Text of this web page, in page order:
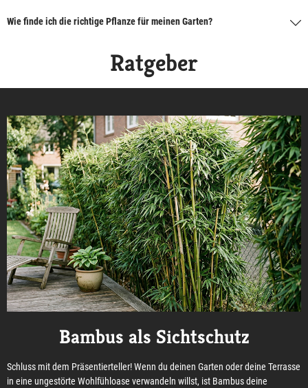
Wie finde ich die richtige Pflanze für meinen Garten?
Ratgeber
Bambus als Sichtschutz
Schluss mit dem Präsentierteller! Wenn du deinen Garten oder deine Terrasse
in eine ungestörte Wohlfühloase verwandeln willst, ist Bambus deine